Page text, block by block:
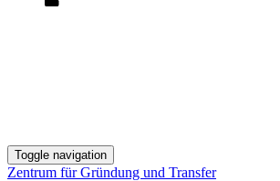
Toggle navigation
Zentrum für Gründung und Transfer